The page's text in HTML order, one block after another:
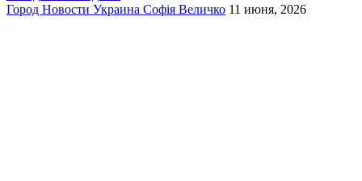
Город Новости Украина Софія Величко 11 июня, 2026